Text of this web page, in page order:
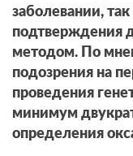
заболевании,
подтверждения
методом. По
подозрения на
проведения
минимум
определения